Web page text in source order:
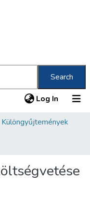
Search
Log In (current)
Különgyűjtemények